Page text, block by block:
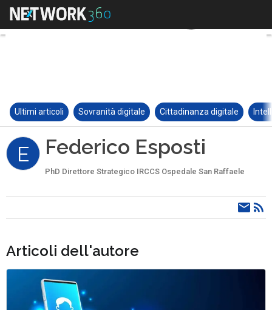
Ultimi articoli Sovranità digitale Cittadinanza digitale
E Federico Esposti
PhD Direttore Strategico IRCCS Ospedale San Raffaele
Articoli dell'autore